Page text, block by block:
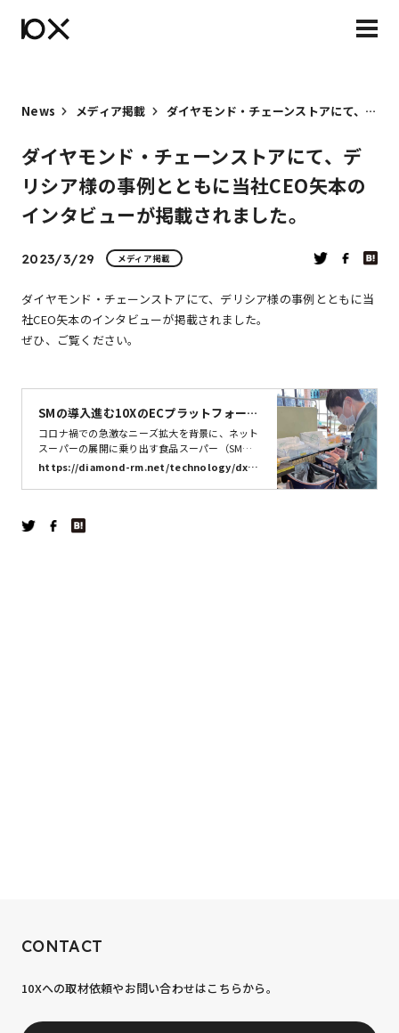
News メディア掲載 ダイヤモンド・チェーンストアにて、デリシア様の事例とともに当社CEO矢本のインタビューが掲載されました。
ダイヤモンド・チェーンストアにて、デ
リシア様の事例とともに当社CEO矢本の
インタビューが掲載されました。
2023/3/29 メディア掲載
ダイヤモンド・チェーンストアにて、デリシア様の事例とともに当
社CEO矢本のインタビューが掲載されました。
ぜひ、ご覧ください。
SMの導入進む10XのECプラットフォー
ム 導入でデリシアはどう改善したの
か？ _小売・物流業界 ニュースサイト
【ダイヤモンド・チェーンストアオンラ
コロナ禍での急激なニーズ拡大を背景に、ネット
スーパーの展開に乗り出す食品スーパー（SM）
企業が増えている。自社開発や大手プラットフォ
ーマーとの協業など、ネットス _ SMの導入進む1
0XのECプラットフォーム 導入でデリシアはど
報サイト_ダイヤモンド・チェーンストアオンラ
https://diamond-rm.net/technology/dx/3
あなたの力が、必要です。
CONTACT
10Xへの取材依頼やお問い合わせはこちらから。